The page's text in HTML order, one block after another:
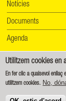
Notícies
Documents
Agenda
Informació de protecció
Creative Commons -
Utilitzem cookies en
En fer clic a qualsevol enllaç
utilitzem cookies. No,